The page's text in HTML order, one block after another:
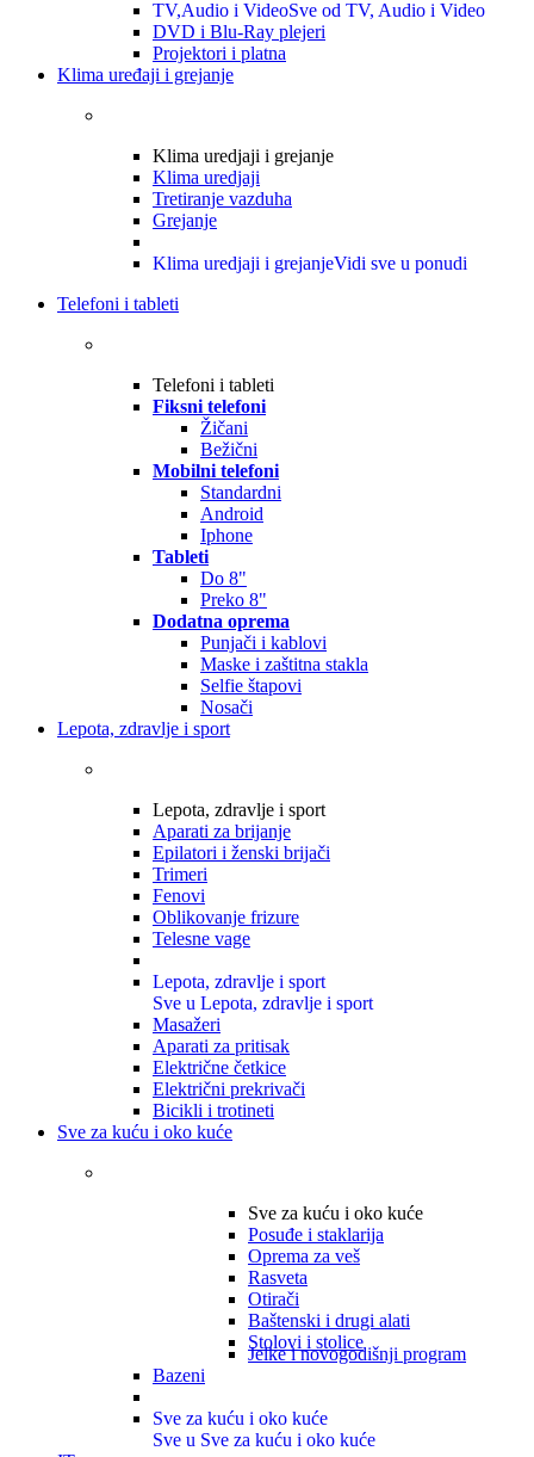
TV,Audio i VideoSve od TV, Audio i Video
DVD i Blu-Ray plejeri
Projektori i platna
Klima uređaji i grejanje
Klima uredjaji i grejanje
Klima uredjaji
Tretiranje vazduha
Grejanje
Klima uredjaji i grejanjeVidi sve u ponudi
Telefoni i tableti
Telefoni i tableti
Fiksni telefoni
Žičani
Bežični
Mobilni telefoni
Standardni
Android
Iphone
Tableti
Do 8"
Preko 8"
Dodatna oprema
Punjači i kablovi
Maske i zaštitna stakla
Selfie štapovi
Nosači
Lepota, zdravlje i sport
Lepota, zdravlje i sport
Aparati za brijanje
Epilatori i ženski brijači
Trimeri
Fenovi
Oblikovanje frizure
Telesne vage
Lepota, zdravlje i sport
Sve u Lepota, zdravlje i sport
Masažeri
Aparati za pritisak
Električne četkice
Električni prekrivači
Bicikli i trotineti
Sve za kuću i oko kuće
Sve za kuću i oko kuće
Posuđe i staklarija
Oprema za veš
Rasveta
Otirači
Baštenski i drugi alati
Stolovi i stolice
Jelke i novogodišnji program
Bazeni
Sve za kuću i oko kuće
Sve u Sve za kuću i oko kuće